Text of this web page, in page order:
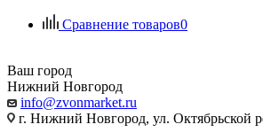
Сравнение товаров0
Ваш город
Нижний Новгород
info@zvonmarket.ru
г. Нижний Новгород, ул. Октябрьской